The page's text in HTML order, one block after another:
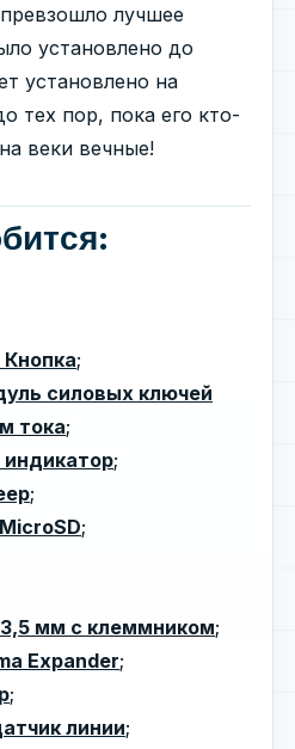
лучшее
установлено до
установлено на
тех пор, пока его кто-
веки вечные!
;
силовых ключей
тока;
;
;
;
мм с клеммником;
Expander;
;
линии;